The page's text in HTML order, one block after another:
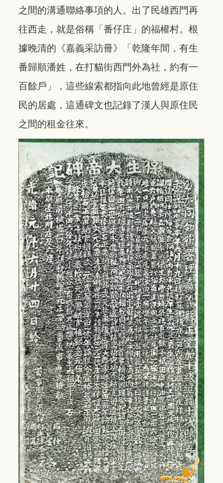
之間的溝通聯絡事項的人。出了民雄西門再
往西走，就是俗稱「番仔庄」的福權村。根
據晚清的《嘉義采訪冊》「乾隆年間，有生
番歸順潘姓，在打貓街西門外為社，約有一
百餘戶」，這些線索都指向此地曾經是原住
民的居處，這通碑文也記錄了漢人與原住民
之間的租金往來。